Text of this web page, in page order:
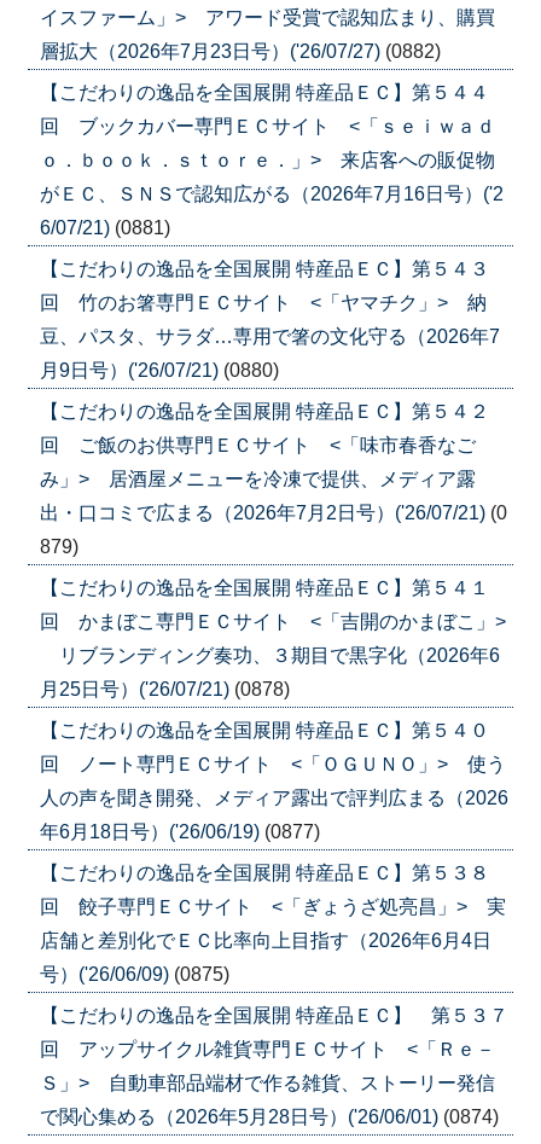
イスファーム」> アワード受賞で認知広まり、購買
層拡大（2026年7月23日号）('26/07/27) (0882)
【こだわりの逸品を全国展開 特産品ＥＣ】第５４４
回 ブックカバー専門ＥＣサイト <「ｓｅｉｗａｄ
ｏ．ｂｏｏｋ．ｓｔｏｒｅ．」> 来店客への販促物
がＥＣ、ＳＮＳで認知広がる（2026年7月16日号）('2
6/07/21) (0881)
【こだわりの逸品を全国展開 特産品ＥＣ】第５４３
回 竹のお箸専門ＥＣサイト <「ヤマチク」> 納
豆、パスタ、サラダ…専用で箸の文化守る（2026年7
月9日号）('26/07/21) (0880)
【こだわりの逸品を全国展開 特産品ＥＣ】第５４２
回 ご飯のお供専門ＥＣサイト <「味市春香なご
み」> 居酒屋メニューを冷凍で提供、メディア露
出・口コミで広まる（2026年7月2日号）('26/07/21) (0
879)
【こだわりの逸品を全国展開 特産品ＥＣ】第５４１
回 かまぼこ専門ＥＣサイト <「吉開のかまぼこ」>
リブランディング奏功、３期目で黒字化（2026年6
月25日号）('26/07/21) (0878)
【こだわりの逸品を全国展開 特産品ＥＣ】第５４０
回 ノート専門ＥＣサイト <「ＯＧＵＮＯ」> 使う
人の声を聞き開発、メディア露出で評判広まる（2026
年6月18日号）('26/06/19) (0877)
【こだわりの逸品を全国展開 特産品ＥＣ】第５３８
回 餃子専門ＥＣサイト <「ぎょうざ処亮昌」> 実
店舗と差別化でＥＣ比率向上目指す（2026年6月4日
号）('26/06/09) (0875)
【こだわりの逸品を全国展開 特産品ＥＣ】 第５３７
回 アップサイクル雑貨専門ＥＣサイト <「Ｒｅ－
Ｓ」> 自動車部品端材で作る雑貨、ストーリー発信
で関心集める（2026年5月28日号）('26/06/01) (0874)